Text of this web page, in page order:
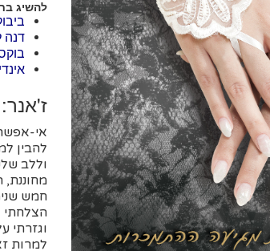
להשיג
דנה
ז'אנר:
אי-
להבין
וללב
מחוננת,
חמש
הצלחתי
וגזרתי
למרות